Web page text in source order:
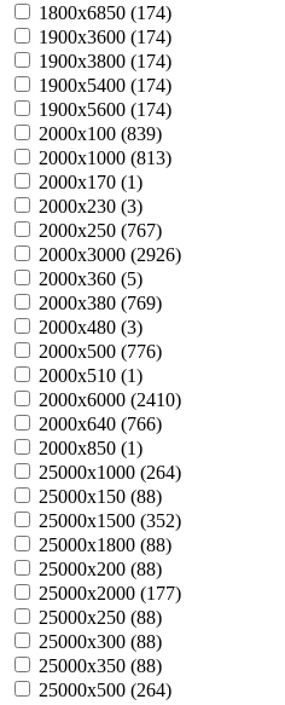
1800х6850 (174)
1900х3600 (174)
1900х3800 (174)
1900х5400 (174)
1900х5600 (174)
2000х100 (839)
2000х1000 (813)
2000х170 (1)
2000х230 (3)
2000х250 (767)
2000х3000 (2926)
2000х360 (5)
2000х380 (769)
2000х480 (3)
2000х500 (776)
2000х510 (1)
2000х6000 (2410)
2000х640 (766)
2000х850 (1)
25000х1000 (264)
25000х150 (88)
25000х1500 (352)
25000х1800 (88)
25000х200 (88)
25000х2000 (177)
25000х250 (88)
25000х300 (88)
25000х350 (88)
25000х500 (264)